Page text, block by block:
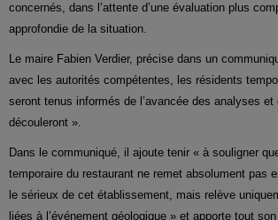
concernés, dans l’attente d’une évaluation plus
approfondie de la situation.
Le maire Fabien Verdier, précise dans un
avec les autorités compétentes, les résidents
seront tenus informés de l’avancée des analyses
découleront ».
Dans le communiqué, il ajoute tenir « à souligner
temporaire du restaurant ne remet absolument pas
le sérieux de cet établissement, mais relève
liées à l’événement géologique » et apporte tout